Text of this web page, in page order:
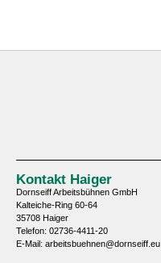
Kontakt Haiger
Dornseiff Arbeitsbühnen GmbH
Kalteiche-Ring 60-64
35708 Haiger
Telefon: 02736-4411-20
E-Mail: arbeitsbuehnen@dornseiff.eu